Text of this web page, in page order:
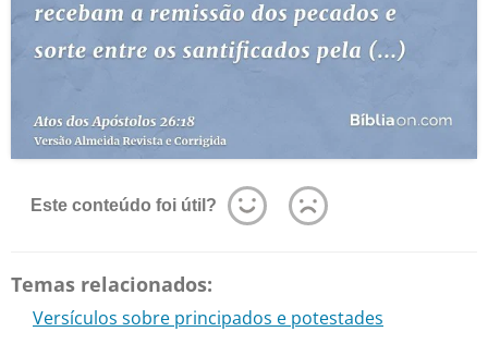
Este conteúdo foi útil?
Temas relacionados:
Versículos sobre principados e potestades